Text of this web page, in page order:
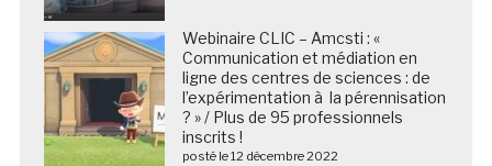
Webinaire CLIC – Amcsti : «
Communication et médiation en
ligne des centres de sciences : de
l’expérimentation à la pérennisation
? » / Plus de 95 professionnels
inscrits !
posté le 12 décembre 2022